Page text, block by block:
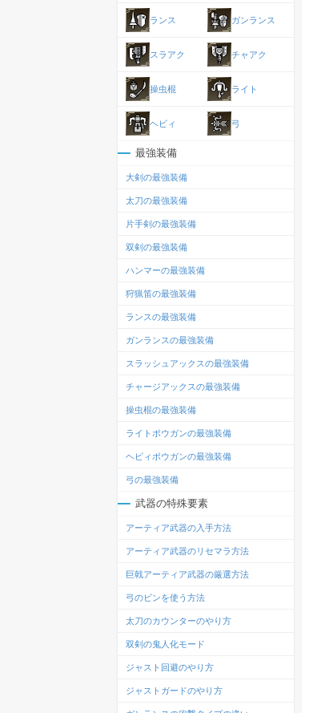
ランス ガンランス
スラアク チャアク
操虫棍 ライト
ヘビィ 弓
最強装備
大剣の最強装備
太刀の最強装備
片手剣の最強装備
双剣の最強装備
ハンマーの最強装備
狩猟笛の最強装備
ランスの最強装備
ガンランスの最強装備
スラッシュアックスの最強装備
チャージアックスの最強装備
操虫棍の最強装備
ライトボウガンの最強装備
ヘビィボウガンの最強装備
弓の最強装備
武器の特殊要素
アーティア武器の入手方法
アーティア武器のリセマラ方法
巨戟アーティア武器の厳選方法
弓のビンを使う方法
太刀のカウンターのやり方
双剣の鬼人化モード
ジャスト回避のやり方
ジャストガードのやり方